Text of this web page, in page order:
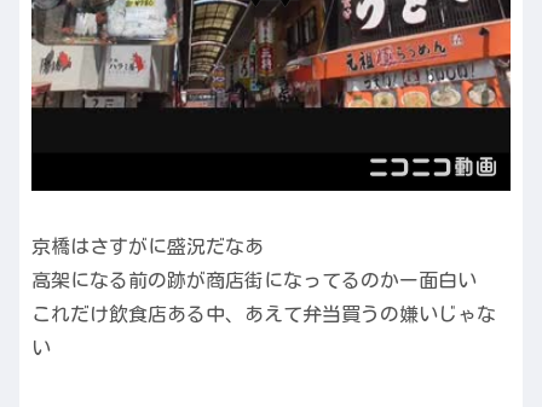
京橋はさすがに盛況だなあ
高架になる前の跡が商店街になってるのかー面白い
これだけ飲食店ある中、あえて弁当買うの嫌いじゃな
い